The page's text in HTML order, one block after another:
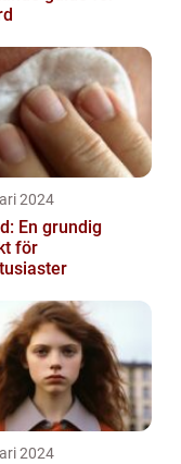
2024
En grundig
för
2024